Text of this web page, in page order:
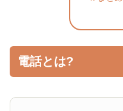
電話とは?